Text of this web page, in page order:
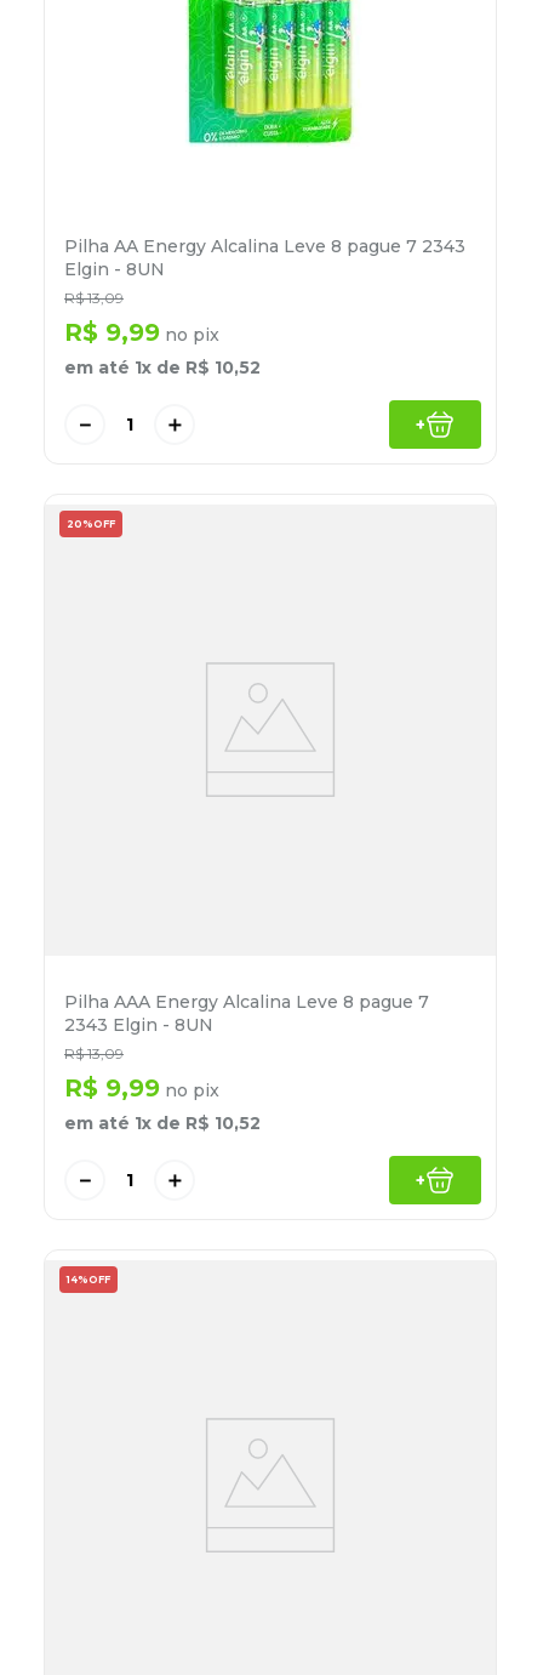
Pilha AA Energy Alcalina Leve 8 pague 7 2343
Elgin - 8UN
R$ 13,09
R$ 9,99 no pix
em até 1x de R$ 10,52
＋
－ +
20% OFF
Pilha AAA Energy Alcalina Leve 8 pague 7
2343 Elgin - 8UN
R$ 13,09
R$ 9,99 no pix
em até 1x de R$ 10,52
＋
－ +
14% OFF